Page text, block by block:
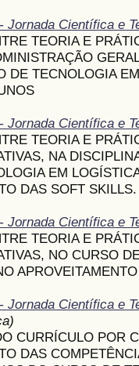
Jornada Científica e
TEORIA E
DE TECNOLOGIA
Jornada Científica e
TEORIA E
NA
EM
DAS SOFT SKILLS.
Jornada Científica e
TEORIA E
NO CURSO
Jornada Científica e
CURRÍCULO POR
DAS